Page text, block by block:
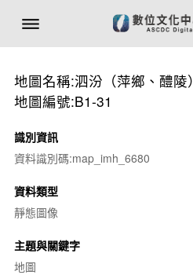
地圖名稱:泗汾（萍鄉、醴陵）
地圖編號:B1-31
識別資訊
資料識別碼:map_imh_6680
資料類型
靜態圖像
主題與關鍵字
地圖